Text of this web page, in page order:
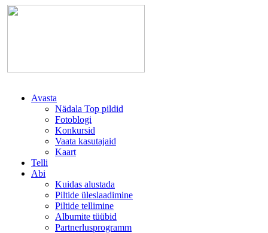
Avasta
Nädala Top pildid
Fotoblogi
Konkursid
Vaata kasutajaid
Kaart
Telli
Abi
Kuidas alustada
Piltide üleslaadimine
Piltide tellimine
Albumite tüübid
Partnerlusprogramm